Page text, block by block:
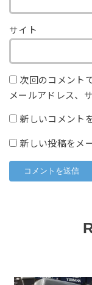
サイト
次回のコメント
メールアドレス、
新しいコメント
新しい投稿をメ